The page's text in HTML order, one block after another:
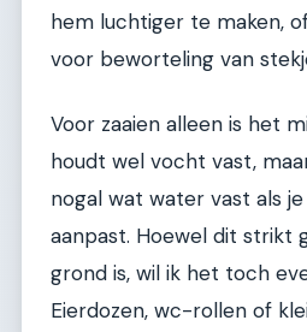
hem luchtiger te maken,
voor beworteling van
Voor zaaien alleen is het
houdt wel vocht vast,
nogal wat water vast als
aanpast. Hoewel dit strikt
grond is, wil ik het toch
Eierdozen, wc-rollen of